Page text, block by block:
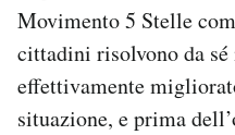
Movimento 5 Stelle
cittadini risolvono da
effettivamente
situazione, e prima